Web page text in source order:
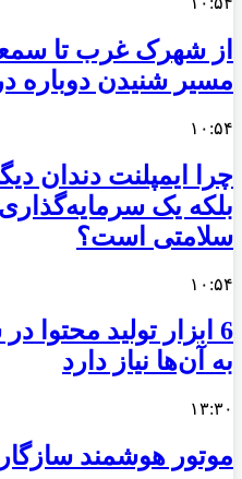
از شهرک غرب تا
مسیر شنیدن دوباره
۱۰:۵۴
چرا ایمپلنت دندان
بلکه یک
سلامتی است؟
۱۰:۵۴
6 ابزار تولید
به آن‌ها نیاز دارد
۱۳:۳۰
موتور هوشمند